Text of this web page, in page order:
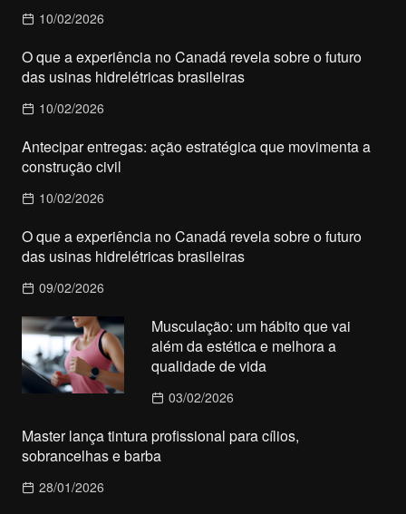
10/02/2026
O que a experiência no Canadá revela sobre o futuro
das usinas hidrelétricas brasileiras
10/02/2026
Antecipar entregas: ação estratégica que movimenta a
construção civil
10/02/2026
O que a experiência no Canadá revela sobre o futuro
das usinas hidrelétricas brasileiras
09/02/2026
Musculação: um hábito que vai
além da estética e melhora a
qualidade de vida
03/02/2026
Master lança tintura profissional para cílios,
sobrancelhas e barba
28/01/2026